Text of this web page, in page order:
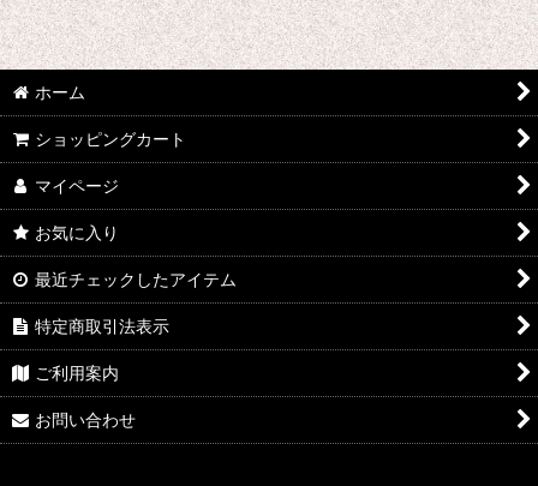
2015年
ホーム
ショッピングカート
マイページ
お気に入り
最近チェックしたアイテム
特定商取引法表示
ご利用案内
お問い合わせ